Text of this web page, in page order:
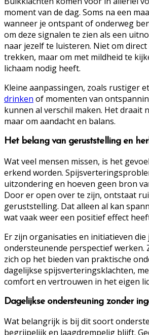
moment van de dag. Soms na een
wanneer je ontspant of onderweg
om deze signalen te zien als een
naar jezelf te luisteren. Niet om direct
trekken, maar om met mildheid te
lichaam nodig heeft.
Kleine aanpassingen, zoals rustiger
drinken of momenten van
kunnen al verschil maken. Het draait
maar om aandacht en balans.
Het belang van geruststelling en
Wat veel mensen missen, is het
erkend worden.
uitzondering en hoeven geen bron
Door er open over te zijn, ontstaat
geruststelling. Dat alleen al kan
wat vaak weer een positief effect
Er zijn organisaties en initiatieven
ondersteunende perspectief werken.
zich op het bieden van praktische
dagelijkse spijsverteringsklachten,
comfort en vertrouwen in het eigen
Dagelijkse ondersteuning zonder
Wat belangrijk is bij dit soort
begrijpelijk en laagdrempelig blijft.